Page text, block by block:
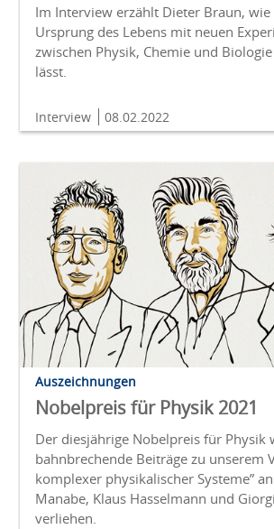
Im Interview erzählt Dieter Braun, wie
Ursprung des Lebens mit neuen
zwischen Physik, Chemie und
lässt.
Interview 08.02.2022
Auszeichnungen
Nobelpreis für Physik 2021
Der diesjährige Nobelpreis für Physik
bahnbrechende Beiträge zu unserem
komplexer physikalischer Systeme”
Manabe, Klaus Hasselmann und
verliehen.